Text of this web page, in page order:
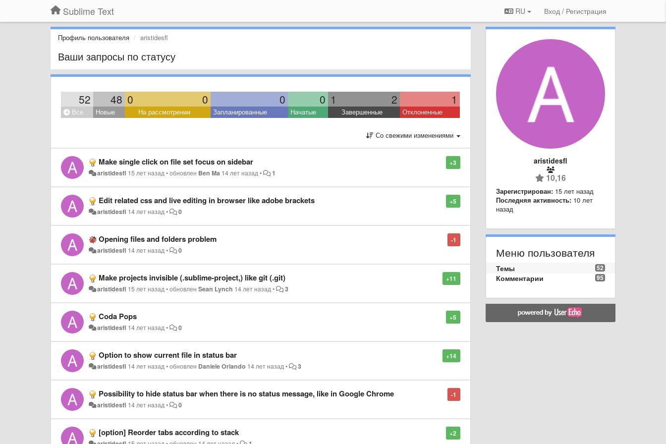
Sublime Text RU Вход / Регистрация
Профиль пользователя aristidesfl
Ваши запросы по статусу
52 48 0 0 0 0 1 2 1
Все Новые На рассмотрении Запланированные Начатые Завершенные Отклоненные
Со свежими изменениями
+3
Make single click on file set focus on sidebar
aristidesfl 15 лет назад•обновлен Ben Ma 14 лет назад• 1
+5
Edit related css and live editing in browser like adobe brackets
aristidesfl 14 лет назад• 0
-1
Opening files and folders problem
aristidesfl 14 лет назад• 0
+11
Make projects invisible (.sublime-project,) like git (.git)
aristidesfl 15 лет назад•обновленSean Lynch 14 лет назад• 3
+5
Coda Pops
aristidesfl 14 лет назад• 0
+14
Option to show current file in status bar
aristidesfl 14 лет назад•обновлен Daniele Orlando 14 лет назад• 3
-1
Possibility to hide status bar when there is no status message, like in Google Chrome
aristidesfl 14 лет назад• 0
+2
[option] Reorder tabs according to stack
aristidesfl
10,16
Зарегистрирован: 15 лет назад
Последняя активность: 10 лет
назад
Меню пользователя
52
Темы
95
Комментарии